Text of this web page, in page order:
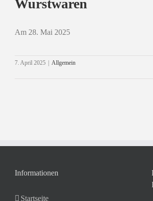
Versand Fertigprodukte und
Wurstwaren
Am 28. Mai 2025
7. April 2025
Allgemein
Informationen
Startseite